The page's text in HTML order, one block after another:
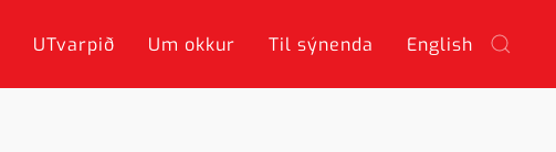
UTvarpið Um okkur Til sýnenda English